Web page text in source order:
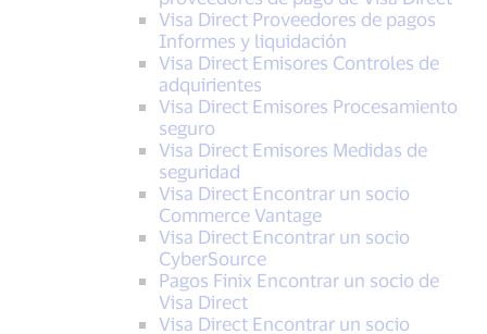
Visa Direct Proveedores de pagos
Informes y liquidación
Visa Direct Emisores Controles de
adquirientes
Visa Direct Emisores Procesamiento
seguro
Visa Direct Emisores Medidas de
seguridad
Visa Direct Encontrar un socio
Commerce Vantage
Visa Direct Encontrar un socio
CyberSource
Pagos Finix Encontrar un socio de
Visa Direct
Visa Direct Encontrar un socio